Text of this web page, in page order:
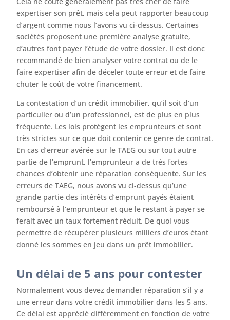
expertiser son prêt, mais cela peut rapporter beaucoup
d’argent comme nous l’avons vu ci-dessus. Certaines
sociétés proposent une première analyse gratuite,
d’autres font payer l’étude de votre dossier. Il est donc
recommandé de bien analyser votre contrat ou de le
faire expertiser afin de déceler toute erreur et de faire
chuter le coût de votre financement.
La contestation d’un crédit immobilier, qu’il soit d’un
particulier ou d’un professionnel, est de plus en plus
fréquente. Les lois protègent les emprunteurs et sont
très strictes sur ce que doit contenir ce genre de contrat.
En cas d’erreur avérée sur le TAEG ou sur tout autre
partie de l’emprunt, l’emprunteur a de très fortes
chances d’obtenir une réparation conséquente. Sur les
erreurs de TAEG, nous avons vu ci-dessus qu’une
grande partie des intérêts d’emprunt payés étaient
remboursé à l’emprunteur et que le restant à payer se
ferait avec un taux fortement réduit. De quoi vous
permettre de récupérer plusieurs milliers d’euros étant
donné les sommes en jeu dans un prêt immobilier.
Un délai de 5 ans pour contester
Normalement vous devez demander réparation s’il y a
une erreur dans votre crédit immobilier dans les 5 ans.
Ce délai est apprécié différemment en fonction de votre